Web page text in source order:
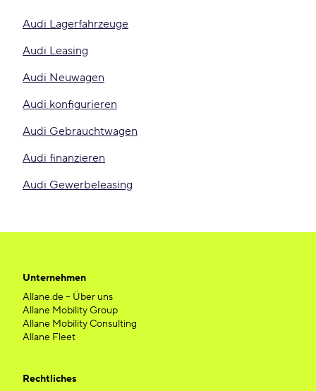
Audi Lagerfahrzeuge
Audi Leasing
Audi Neuwagen
Audi konfigurieren
Audi Gebrauchtwagen
Audi finanzieren
Audi Gewerbeleasing
Unternehmen
Allane.de – Über uns
Allane Mobility Group
Allane Mobility Consulting
Allane Fleet
Rechtliches